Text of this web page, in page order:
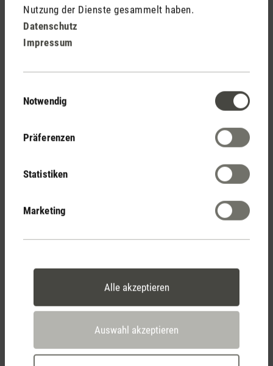
Nutzung der Dienste gesammelt haben.
Datenschutz
Impressum
Notwendig
Präferenzen
Statistiken
Marketing
Alle akzeptieren
Auswahl akzeptieren
Deine Vorteile
2 Jahre Garantie mit
eigenem Servicecenter
per Telefon